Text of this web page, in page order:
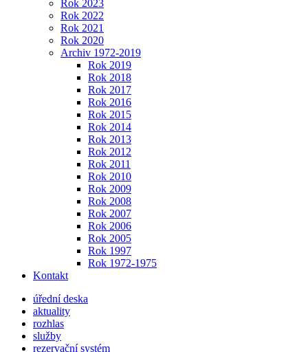
Rok 2023
Rok 2022
Rok 2021
Rok 2020
Archiv 1972-2019
Rok 2019
Rok 2018
Rok 2017
Rok 2016
Rok 2015
Rok 2014
Rok 2013
Rok 2012
Rok 2011
Rok 2010
Rok 2009
Rok 2008
Rok 2007
Rok 2006
Rok 2005
Rok 1997
Rok 1972-1975
Kontakt
úřední deska
aktuality
rozhlas
služby
rezervační systém